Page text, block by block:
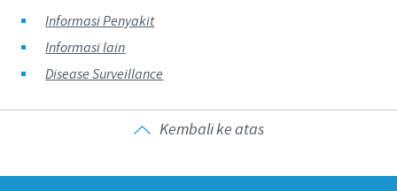
Pengembangan Diri
Informasi Penyakit
Informasi lain
Disease Surveillance
Kembali ke atas